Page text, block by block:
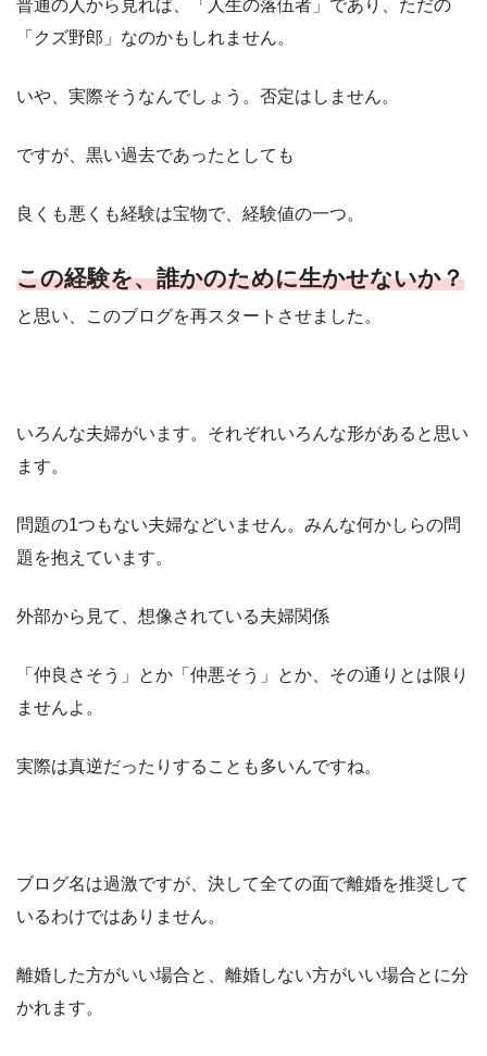
普通の人から見れば、「人生の落伍者」であり、ただの
「クズ野郎」なのかもしれません。
いや、実際そうなんでしょう。否定はしません。
ですが、黒い過去であったとしても
良くも悪くも経験は宝物で、経験値の一つ。
この経験を、誰かのために生かせないか？
と思い、このブログを再スタートさせました。
いろんな夫婦がいます。それぞれいろんな形があると思い
ます。
問題の1つもない夫婦などいません。みんな何かしらの問
題を抱えています。
外部から見て、想像されている夫婦関係
「仲良さそう」とか「仲悪そう」とか、その通りとは限り
ませんよ。
実際は真逆だったりすることも多いんですね。
ブログ名は過激ですが、決して全ての面で離婚を推奨して
いるわけではありません。
離婚した方がいい場合と、離婚しない方がいい場合とに分
かれます。